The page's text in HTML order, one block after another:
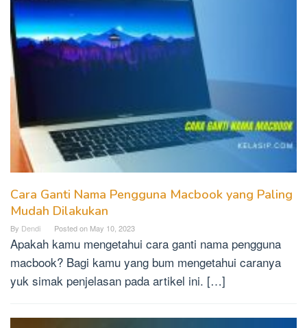
Cara Ganti Nama Pengguna Macbook yang Paling
Mudah Dilakukan
By Dendi Posted on May 10, 2023
Apakah kamu mengetahui cara ganti nama pengguna
macbook? Bagi kamu yang bum mengetahui caranya
yuk simak penjelasan pada artikel ini. […]